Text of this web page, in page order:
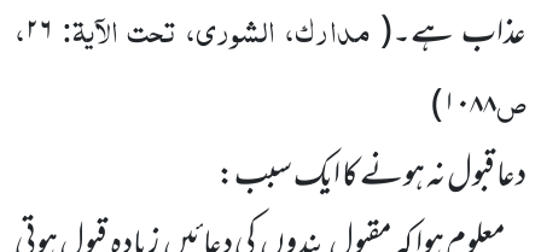
عذاب ہے۔(مدارک، الشوری، تحت الآیۃ: ۲۶،
ص۱۰۸۸)
دعا قبول نہ ہونے کا ایک سبب: